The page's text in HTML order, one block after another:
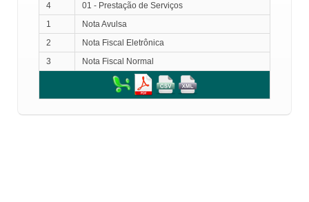
4
01 - Prestação de Serviços
1
Nota Avulsa
2
Nota Fiscal Eletrônica
3
Nota Fiscal Normal